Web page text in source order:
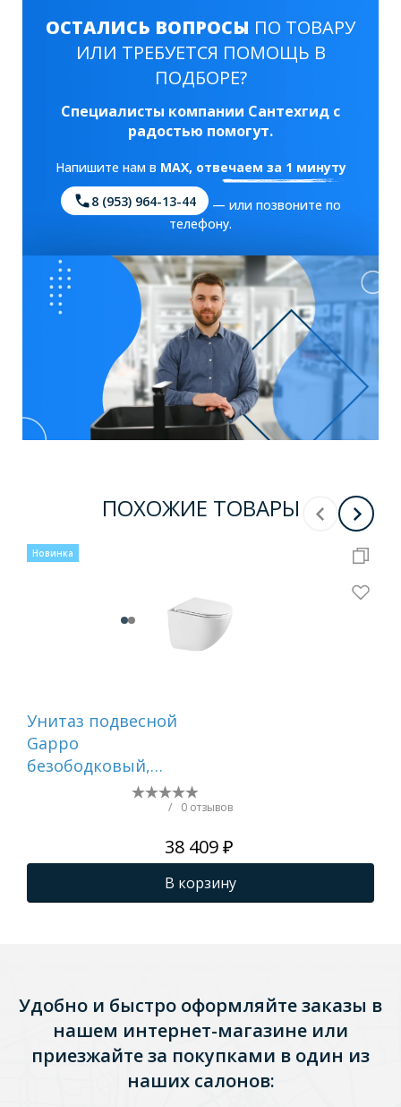
ОСТАЛИСЬ ВОПРОСЫ ПО ТОВАРУ
ИЛИ ТРЕБУЕТСЯ ПОМОЩЬ В
ПОДБОРЕ?
Специалисты компании Сантехгид с
радостью помогут.
Напишите нам в MAX, отвечаем за 1 минуту
8 (953) 964-13-44
— или позвоните по
телефону.
ПОХОЖИЕ ТОВАРЫ
Новинка
Унитаз подвесной
Gappo
безободковый,
торнадо, с сиденьем
микролифт, белый/ 0 отзывов
38 409 ₽
В корзину
Удобно и быстро оформляйте заказы в
нашем интернет-магазине или
приезжайте за покупками в один из
наших салонов: